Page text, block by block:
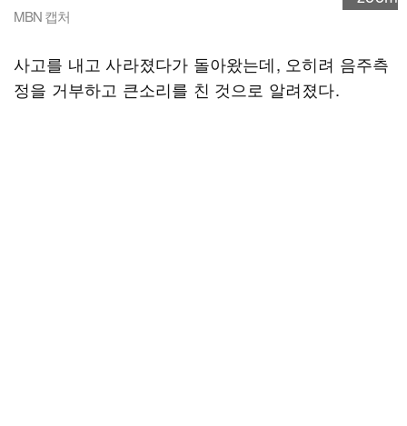
MBN 캡처
사고를 내고 사라졌다가 돌아왔는데, 오히려 음주측
정을 거부하고 큰소리를 친 것으로 알려졌다.